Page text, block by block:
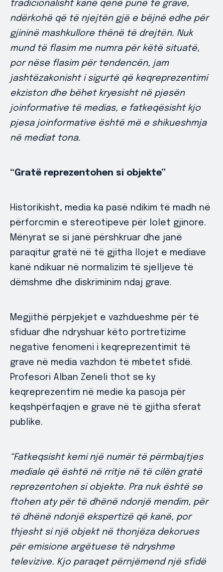
tradicionalisht kanë qenë punë të grave,
ndërkohë që të njejtën gjë e bëjnë edhe për
gjininë mashkullore thënë të drejtën. Nuk
mund të flasim me numra për këtë situatë,
por nëse flasim për tendencën, jam
jashtëzakonisht i sigurtë që keqreprezentimi
ekziston dhe bëhet kryesisht në pjesën
joinformative të medias, e fatkeqësisht kjo
pjesa joinformative është më e shikueshmja
në mediat tona.
“Gratë reprezentohen si objekte”
Historikisht, media ka pasë ndikim të madh në
përforcmin e stereotipeve për lolet gjinore.
Mënyrat se si janë përshkruar dhe janë
paraqitur gratë në të gjitha llojet e mediave
kanë ndikuar në normalizim të sjelljeve të
dëmshme dhe diskriminim ndaj grave.
Megjithë përpjekjet e vazhdueshme për të
sfiduar dhe ndryshuar këto portretizime
negative fenomeni i keqreprezentimit të
grave në media vazhdon të mbetet sfidë.
Profesori Alban Zeneli thot se ky
keqreprezentim në medie ka pasoja për
keqshpërfaqjen e grave në të gjitha sferat
publike.
“Fatkeqsisht kemi një numër të përmbajtjes
mediale që është në rritje në të cilën gratë
reprezentohen si objekte. Pra nuk është se
ftohen aty për të dhënë ndonjë mendim, për
të dhënë ndonjë ekspertizë që kanë, por
thjesht si një objekt në thonjëza dekorues
për emisione argëtuese të ndryshme
televizive. Kjo paraqet përnjëmend një sfidë